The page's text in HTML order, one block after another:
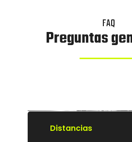
FAQ
Preguntas
Distancias